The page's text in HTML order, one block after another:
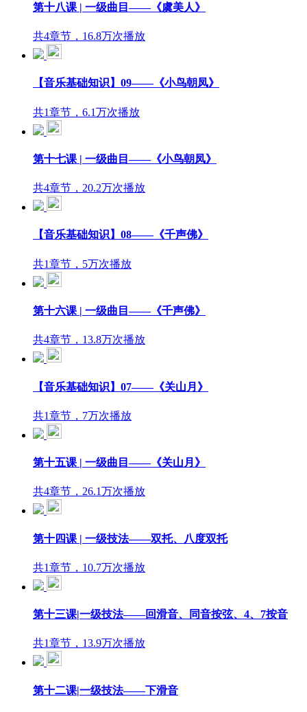
第十八课 | 一级曲目——《虞美人》
共4章节，16.8万次播放
【音乐基础知识】09——《小鸟朝凤》
共1章节，6.1万次播放
第十七课 | 一级曲目——《小鸟朝凤》
共4章节，20.2万次播放
【音乐基础知识】08——《千声佛》
共1章节，5万次播放
第十六课 | 一级曲目——《千声佛》
共4章节，13.8万次播放
【音乐基础知识】07——《关山月》
共1章节，7万次播放
第十五课 | 一级曲目——《关山月》
共4章节，26.1万次播放
第十四课 | 一级技法——双托、八度双托
共1章节，10.7万次播放
第十三课|一级技法——回滑音、同音按弦、4、7按音
共1章节，13.9万次播放
第十二课|一级技法——下滑音